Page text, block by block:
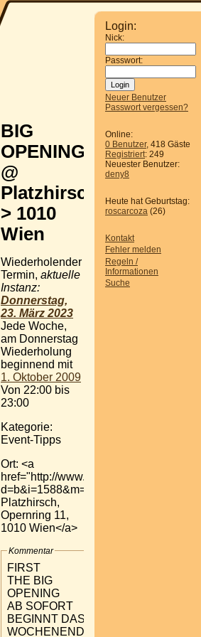
Login:
Nick:
Passwort:
Neuer Benutzer
Passwort vergessen?
Online:
0 Benutzer, 418 Gäste
Registriert: 249
Neuester Benutzer:
deny8
Heute hat Geburtstag:
roscarcoza (26)
Kontakt
Fehler melden
Regeln /
Informationen
Suche
BIG
OPENING
@
Platzhirsch
> 1010
Wien
Wiederholender
Termin, aktuelle
Instanz:
Donnerstag,
23. März 2023
Jede Woche,
am Donnerstag
Wiederholung
beginnend mit
1. Oktober 2009
Von 22:00 bis
23:00
Kategorie:
Event-Tipps
Ort: <a
href="http://www.fynf.at/?
d=b&i=1588&m=b&f.t=123121">>>
Platzhirsch,
Opernring 11,
1010 Wien</a>
Kommentar
FIRST
THE BIG
OPENING
AB SOFORT
BEGINNT DAS
WOCHENENDE